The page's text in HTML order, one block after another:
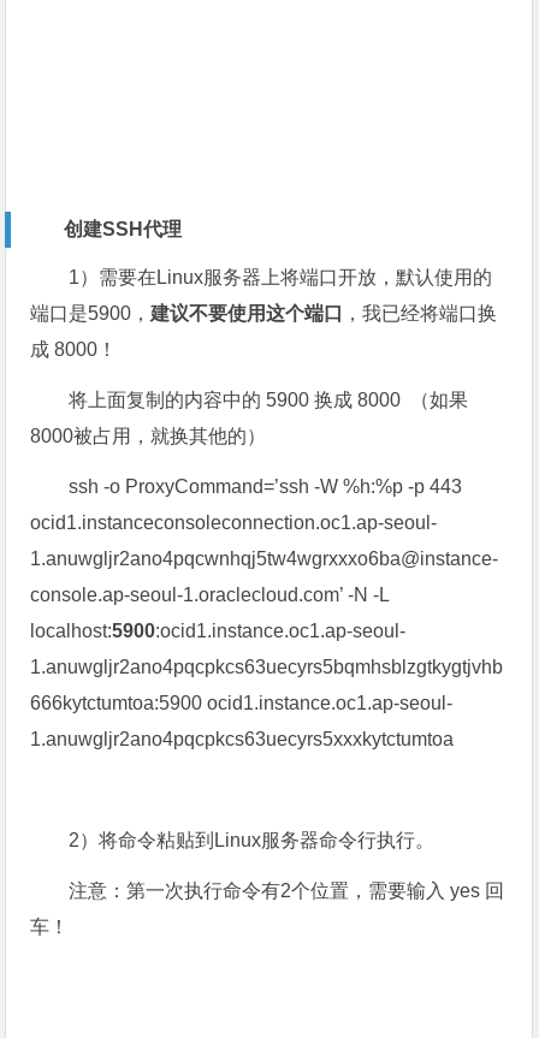
创建SSH代理
1）需要在Linux服务器上将端口开放，默认使用的
端口是5900，建议不要使用这个端口
，我已经将端口换
成 8000！
将上面复制的内容中的 5900 换成 8000 （如果
8000被占用，就换其他的）
ssh -o ProxyCommand=’ssh -W %h:%p -p 443
ocid1.instanceconso leconnection.oc1.ap-seoul-
1.anuwgljr2ano4pqcwnhqj5tw4wgrxxxo6ba@instance-
console.ap-seoul-1.oraclecloud.com’ -N -L
localhost:5900:ocid1.instance.oc1.ap-seoul-
1.anuwgljr2ano4pqcpkcs63uecyrs5bqmhsblzgtkygtjvhb
666kytctumtoa:5900 ocid1.instance.oc1.ap-seoul-
1.anuwgljr2ano4pqcpkcs63uecyrs5xxxkytctumtoa
2）将命令粘贴到Linux服务器命令行执行。
注意：第一次执行命令有2个位置，需要输入 yes 回
车！